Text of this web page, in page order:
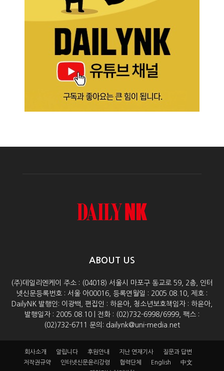
ABOUT US
(주)데일리엔케이 주소 : (04018) 서울시 마포구 동교로 59, 2층, 인터
넷신문등록번호 : 서울 아00016, 등록연월일 : 2005.08.10, 제호 :
DailyNK 발행인: 이광백, 편집인 : 하윤아, 청소년보호책임자 : 하윤아,
발행일자 : 2005.08.10 | 전화 : (02)732-6998/6999, 팩스 :
(02)732-6711 문의: dailynk@uni-media.net
회사소개 알립니다 후원안내 지난 연재기사
질문과 답변
저작권규약
인터넷신문윤리강령 협력단체 English
中文